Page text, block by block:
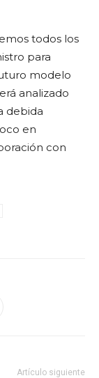
todos los
para
modelo
analizado
debida
en
con
Artículo siguiente